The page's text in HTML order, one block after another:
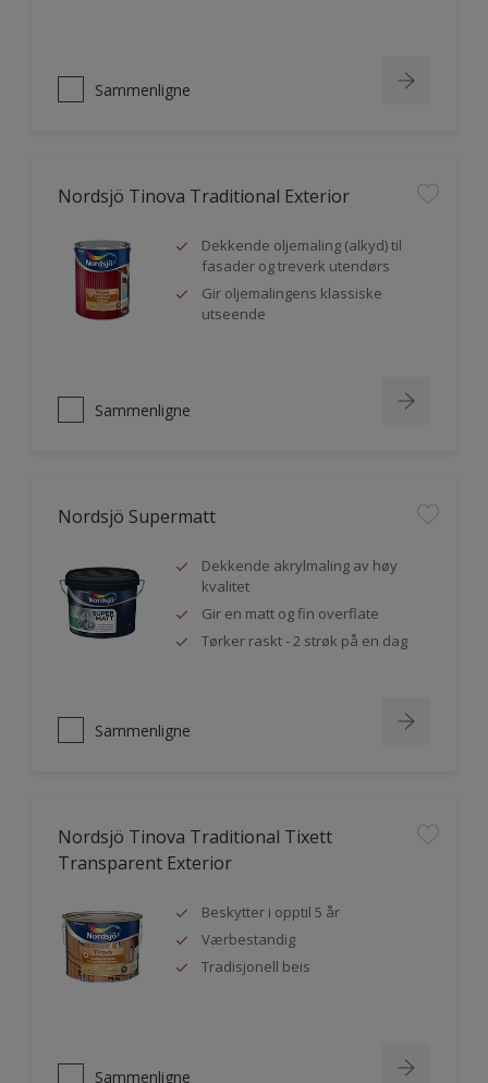
Sammenligne
Nordsjö Tinova Traditional Exterior
Dekkende oljemaling (alkyd) til
fasader og treverk utendørs
Gir oljemalingens klassiske
utseende
Sammenligne
Nordsjö Supermatt
Dekkende akrylmaling av høy
kvalitet
Gir en matt og fin overflate
Tørker raskt - 2 strøk på en dag
Sammenligne
Nordsjö Tinova Traditional Tixett
Transparent Exterior
Beskytter i opptil 5 år
Værbestandig
Tradisjonell beis
Sammenligne